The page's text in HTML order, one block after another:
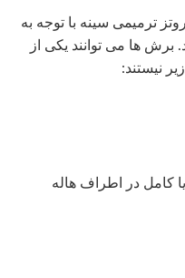
ترمیمی سینه با توجه به
برش ها می توانند یکی از
نیستند:
کامل در اطراف هاله